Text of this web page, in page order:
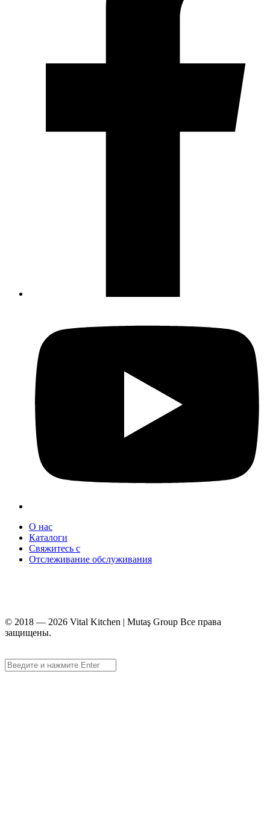
О нас
Каталоги
Свяжитесь с
Отслеживание обслуживания
© 2018 — 2026 Vital Kitchen | Mutaş Group Все права
защищены.